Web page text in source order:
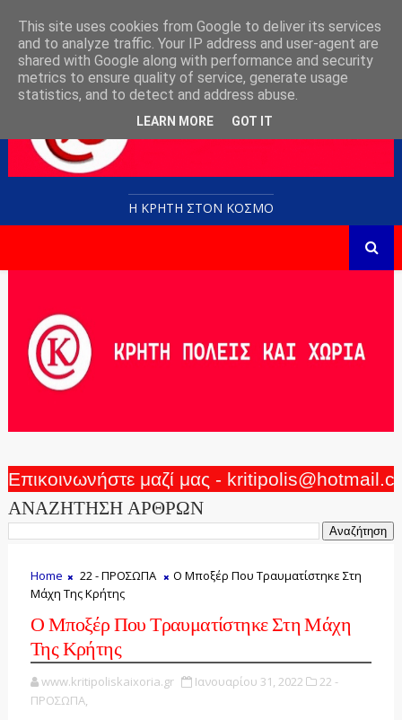
Η ΚΡΗΤΗ ΣΤΟN KOΣΜΟ
Επικοινωνήστε μαζί μας -
ΑΝΑΖΗΤΗΣΗ ΑΡΘΡΩΝ
Home 22 - ΠΡΟΣΩΠΑ
Ο Μποξέρ Που Τραυματίστηκε Στη
Μάχη Της Κρήτης
Ο Μποξέρ Που Τραυματίστηκε Στη Μάχη
Της Κρήτης
www.kritipoliskaixoria.gr Ιανουαρίου 31, 2022
22 -
ΠΡΟΣΩΠΑ,
This site uses cookies from Google to deliver its services
and to analyze traffic. Your IP address and user-agent are
shared with Google along with performance and security
metrics to ensure quality of service, generate usage
statistics, and to detect and address abuse.
LEARN MORE GOT IT